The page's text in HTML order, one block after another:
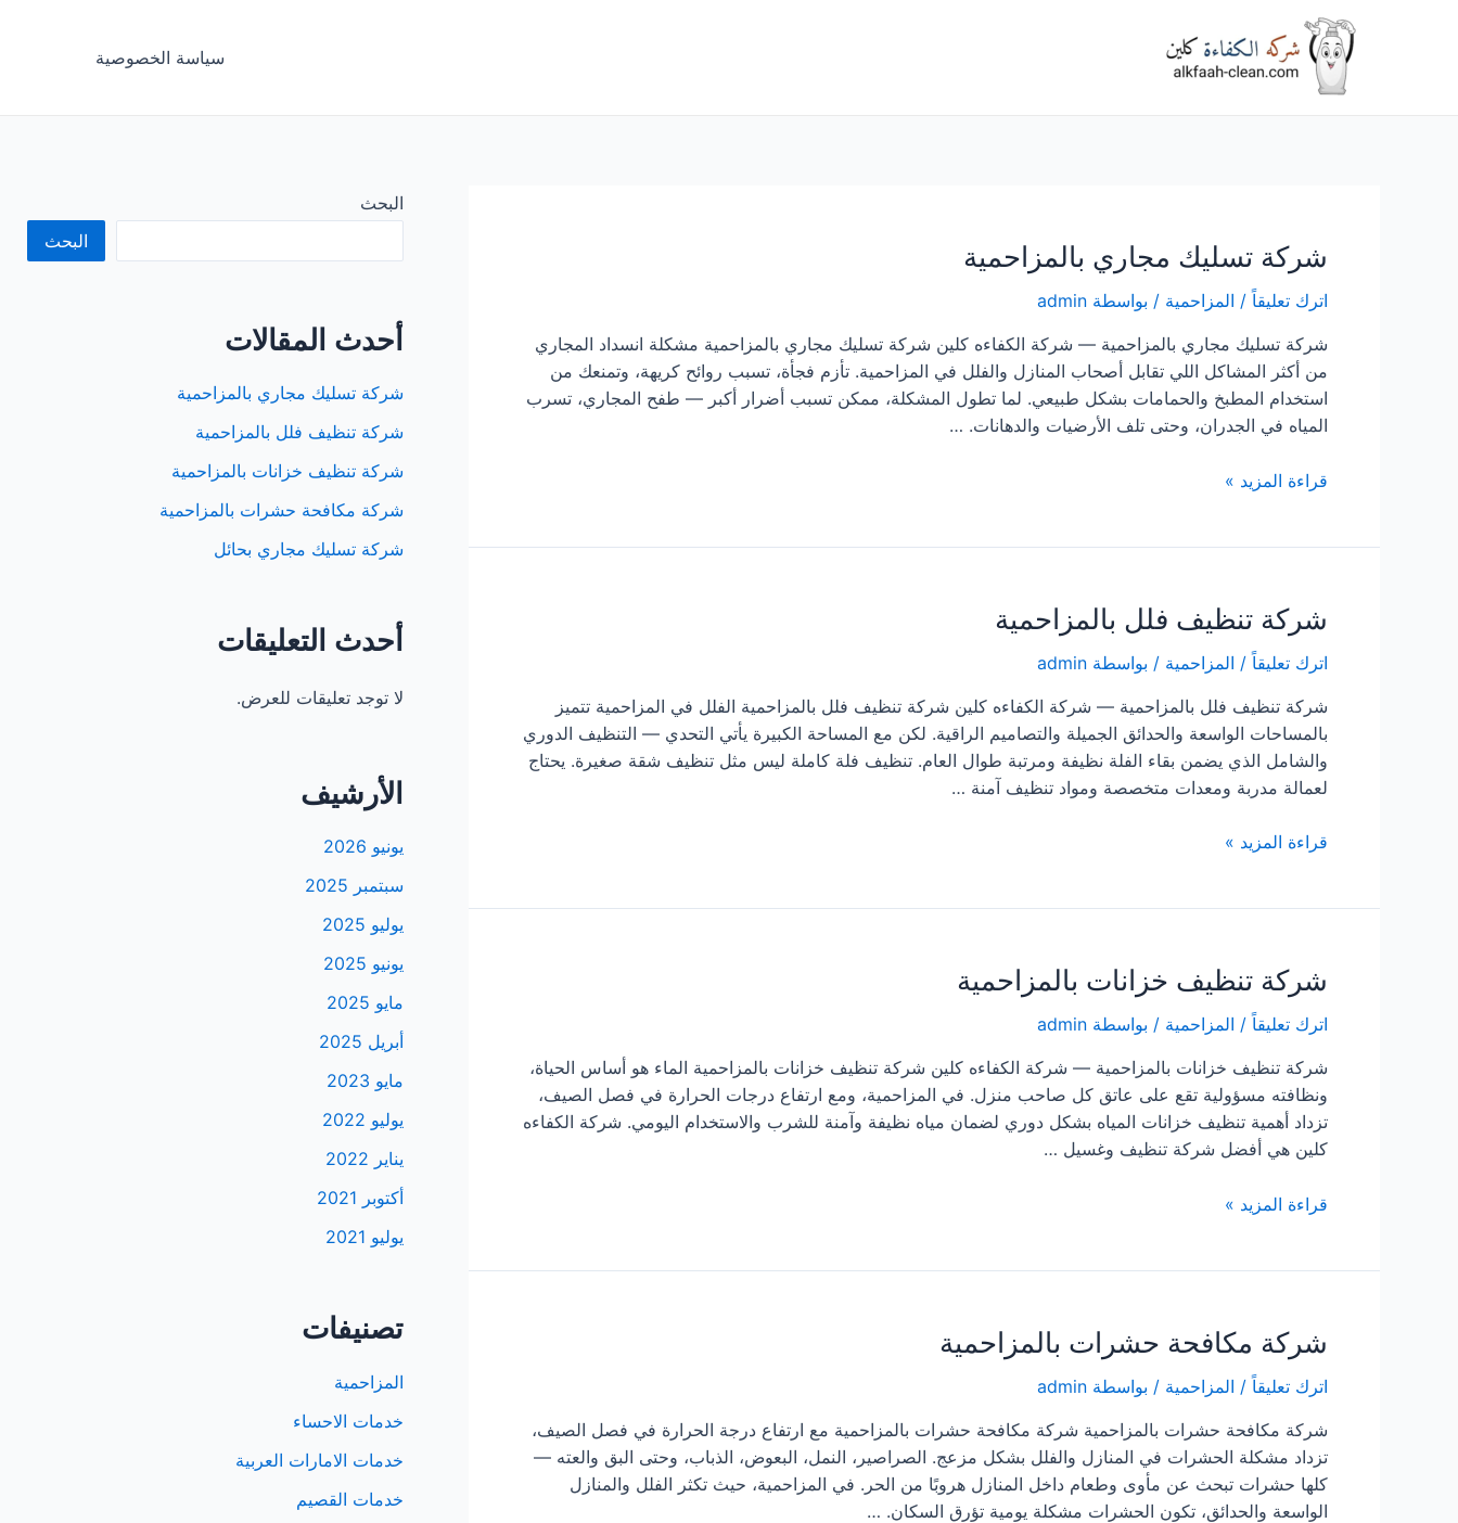
سياسة الخصوصية
شركة تسليك مجاري بالمزاحمية
اترك تعليقاً / المزاحمية / بواسطة admin
شركة تسليك مجاري بالمزاحمية — شركة الكفاءه كلين شركة تسليك مجاري بالمزاحمية مشكلة انسداد المجاري
من أكثر المشاكل اللي تقابل أصحاب المنازل والفلل في المزاحمية. تأزم فجأة، تسبب روائح كريهة، وتمنعك من
استخدام المطبخ والحمامات بشكل طبيعي. لما تطول المشكلة، ممكن تسبب أضرار أكبر — طفح المجاري، تسرب
المياه في الجدران، وحتى تلف الأرضيات والدهانات. …
شركة
قراءة المزيد »
شركة تنظيف فلل بالمزاحمية
اترك تعليقاً / المزاحمية / بواسطة admin
شركة تنظيف فلل بالمزاحمية — شركة الكفاءه كلين شركة تنظيف فلل بالمزاحمية الفلل في المزاحمية تتميز
بالمساحات الواسعة والحدائق الجميلة والتصاميم الراقية. لكن مع المساحة الكبيرة يأتي التحدي — التنظيف الدوري
والشامل الذي يضمن بقاء الفلة نظيفة ومرتبة طوال العام. تنظيف فلة كاملة ليس مثل تنظيف شقة صغيرة. يحتاج
لعمالة مدربة ومعدات متخصصة ومواد تنظيف آمنة …
شركة
قراءة المزيد »
شركة تنظيف خزانات بالمزاحمية
اترك تعليقاً / المزاحمية / بواسطة admin
شركة تنظيف خزانات بالمزاحمية — شركة الكفاءه كلين شركة تنظيف خزانات بالمزاحمية الماء هو أساس الحياة،
ونظافته مسؤولية تقع على عاتق كل صاحب منزل. في المزاحمية، ومع ارتفاع درجات الحرارة في فصل الصيف،
تزداد أهمية تنظيف خزانات المياه بشكل دوري لضمان مياه نظيفة وآمنة للشرب والاستخدام اليومي. شركة الكفاءه
كلين هي أفضل شركة تنظيف وغسيل …
شركة
قراءة المزيد »
شركة مكافحة حشرات بالمزاحمية
اترك تعليقاً / المزاحمية / بواسطة admin
شركة مكافحة حشرات بالمزاحمية شركة مكافحة حشرات بالمزاحمية مع ارتفاع درجة الحرارة في فصل الصيف،
تزداد مشكلة الحشرات في المنازل والفلل بشكل مزعج. الصراصير، النمل، البعوض، الذباب، وحتى البق والعته —
كلها حشرات تبحث عن مأوى وطعام داخل المنازل هروبًا من الحر. في المزاحمية، حيث تكثر الفلل والمنازل
الواسعة والحدائق، تكون الحشرات مشكلة يومية تؤرق السكان. …
البحث
البحث
أحدث المقالات
شركة تسليك مجاري بالمزاحمية
شركة تنظيف فلل بالمزاحمية
شركة تنظيف خزانات بالمزاحمية
شركة مكافحة حشرات بالمزاحمية
شركة تسليك مجاري بحائل
أحدث التعليقات
لا توجد تعليقات للعرض.
الأرشيف
يونيو 2026
سبتمبر 2025
يوليو 2025
يونيو 2025
مايو 2025
أبريل 2025
مايو 2023
يوليو 2022
يناير 2022
أكتوبر 2021
يوليو 2021
تصنيفات
المزاحمية
خدمات الاحساء
خدمات الامارات العربية
خدمات القصيم